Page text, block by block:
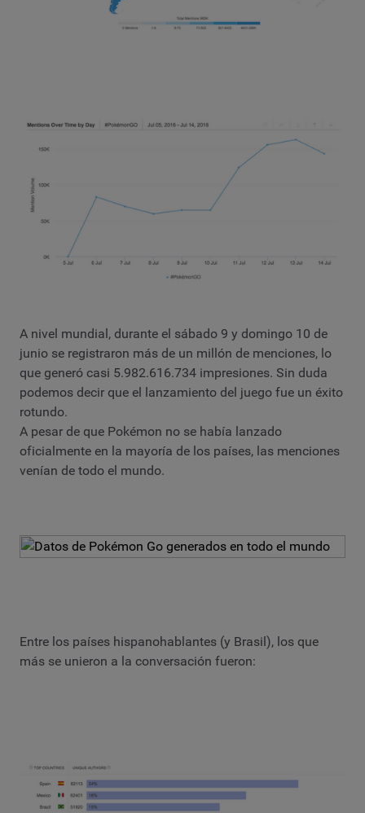
A nivel mundial, durante el sábado 9 y domingo 10 de
junio se registraron más de un millón de menciones, lo
que generó casi 5.982.616.734 impresiones. Sin duda
podemos decir que el lanzamiento del juego fue un éxito
rotundo.
A pesar de que Pokémon no se había lanzado
oficialmente en la mayoría de los países, las menciones
venían de todo el mundo.
Entre los países hispanohablantes (y Brasil), los que
más se unieron a la conversación fueron: